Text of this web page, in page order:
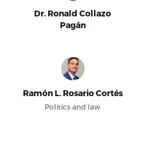
Dr. Ronald Collazo
Pagán
Ramón L. Rosario Cortés
Politics and law